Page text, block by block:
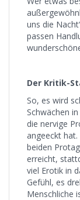
uns die
passen
Der Kritik-
So, es wird
Schwächen
die nervige
angeeckt
beiden
erreicht,
viel Erotik in
Gefühl, es
Menschliche